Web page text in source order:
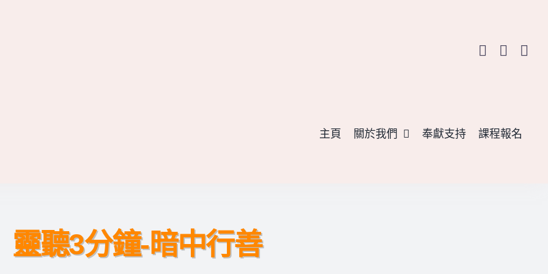
主頁 關於我們 奉獻支持 課程報名
靈聽3分鐘-暗中行善